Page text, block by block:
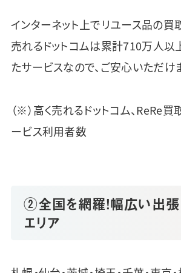
インターネット上でリユース品の買
売れるドットコムは累計710万人以
たサービスなので、ご安心いただけ
（※）高く売れるドットコム、ReRe
ービス利用者数
②全国を網羅！幅広い出
エリア